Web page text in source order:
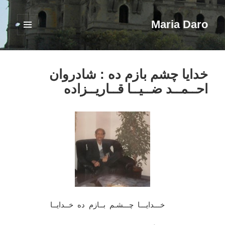
Maria Daro
فهرست
ابزارک‌ها
خدایا چشم بازم ده : شادروان
احــمــد ضــیــا قــاریــزاده
خـــدایـــا چـــشـم بــازم ده خــدایــا